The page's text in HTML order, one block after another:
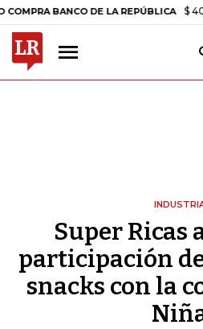
BANCO DE LA REPÚBLICA $
Super Ricas
participación
snacks con la